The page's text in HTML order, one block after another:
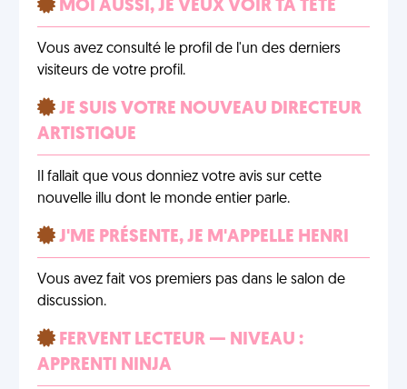
MOI AUSSI, JE VEUX VOIR TA TÊTE
Vous avez consulté le profil de l'un des derniers
visiteurs de votre profil.
JE SUIS VOTRE NOUVEAU DIRECTEUR
ARTISTIQUE
Il fallait que vous donniez votre avis sur cette
nouvelle illu dont le monde entier parle.
J'ME PRÉSENTE, JE M'APPELLE HENRI
Vous avez fait vos premiers pas dans le salon de
discussion.
FERVENT LECTEUR — NIVEAU :
APPRENTI NINJA